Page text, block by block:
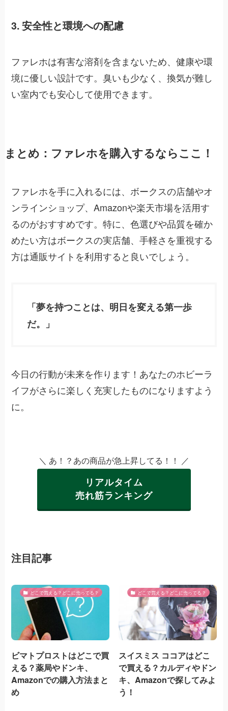
3. 安全性と環境への配慮
ファレホは有害な溶剤を含まないため、健康や環
境に優しい設計です。臭いも少なく、換気が難し
い室内でも安心して使用できます。
まとめ：ファレホを購入するならここ！
ファレホを手に入れるには、ボークスの店舗やオ
ンラインショップ、Amazonや楽天市場を活用す
るのがおすすめです。特に、色選びや品質を確か
めたい方はボークスの実店舗、手軽さを重視する
方は通販サイトを利用すると良いでしょう。
「夢を持つことは、明日を変える第一歩
だ。」
今日の行動が未来を作ります！あなたのホビーラ
イフがさらに楽しく充実したものになりますよう
に。
＼ あ！？あの商品が急上昇してる！！ ／
リアルタイム
売れ筋ランキング
注目記事
どこで買える？どこに売ってる？
ビマトプロストはどこで買
える？薬局やドンキ、
Amazonでの購入方法まと
め
どこで買える？どこに売ってる？
スイスミス ココアはどこ
で買える？カルディやドン
キ、Amazonで探してみよ
う！